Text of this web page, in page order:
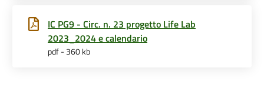
IC PG9 - Circ. n. 23 progetto Life Lab
2023_2024 e calendario
pdf - 360 kb